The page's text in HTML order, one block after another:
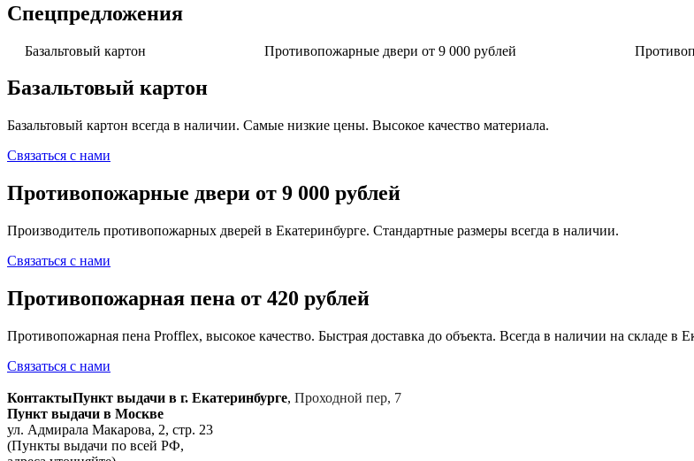
Спецпредложения
Базальтовый картон Противопожарные двери от 9 000 рублей
Базальтовый картон
Базальтовый картон всегда в наличии. Самые низкие цены. Высокое качество материала.
Связаться с нами
Противопожарные двери от 9 000 рублей
Производитель противопожарных дверей в Екатеринбурге. Стандартные размеры всегда в наличии.
Связаться с нами
Противопожарная пена от 420 рублей
Противопожарная пена Profflex, высокое качество. Быстрая доставка до объекта. Всегда в наличии на складе в
Связаться с нами
КонтактыПункт выдачи в г. Екатеринбурге, Проходной пер, 7
Пункт выдачи в Москве
ул. Адмирала Макарова, 2, стр. 23
(Пункты выдачи по всей РФ,